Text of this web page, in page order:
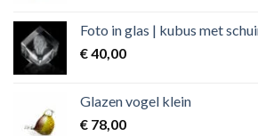
Foto in glas | kubus met
€40,00
Glazen vogel klein
€ 78,00